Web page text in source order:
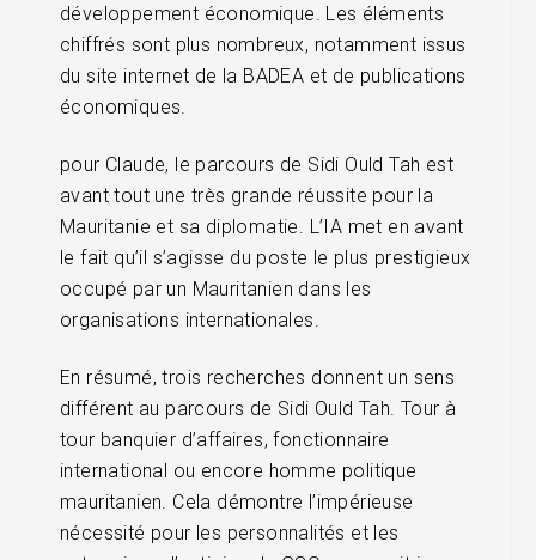
développement économique. Les éléments
chiffrés sont plus nombreux, notamment issus
du site internet de la BADEA et de publications
économiques.
pour Claude, le parcours de Sidi Ould Tah est
avant tout une très grande réussite pour la
Mauritanie et sa diplomatie. L’IA met en avant
le fait qu’il s’agisse du poste le plus prestigieux
occupé par un Mauritanien dans les
organisations internationales.
En résumé, trois recherches donnent un sens
différent au parcours de Sidi Ould Tah. Tour à
tour banquier d’affaires, fonctionnaire
international ou encore homme politique
mauritanien. Cela démontre l’impérieuse
nécessité pour les personnalités et les